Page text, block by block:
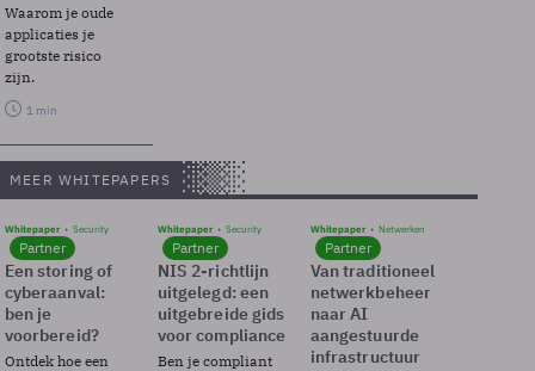
Waarom je oude
applicaties je
grootste risico
zijn.
1 min
MEER WHITEPAPERS
Whitepaper Security
Partner
Een storing of
cyberaanval:
ben je
voorbereid?
Ontdek hoe een
Whitepaper Security
Partner
NIS 2-richtlijn
uitgelegd: een
uitgebreide gids
voor compliance
Ben je compliant
Whitepaper Netwerken
Partner
Van traditioneel
netwerkbeheer
naar AI
aangestuurde
infrastructuur